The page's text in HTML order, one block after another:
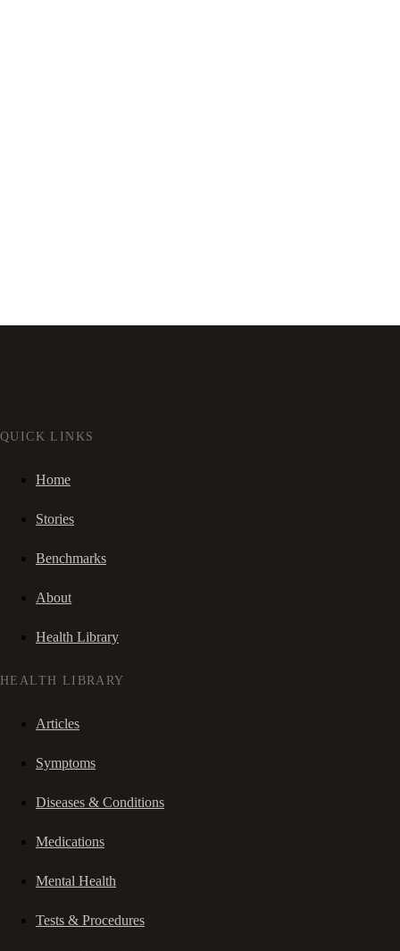
QUICK LINKS
Home
Stories
Benchmarks
About
Health Library
HEALTH LIBRARY
Articles
Symptoms
Diseases & Conditions
Medications
Mental Health
Tests & Procedures